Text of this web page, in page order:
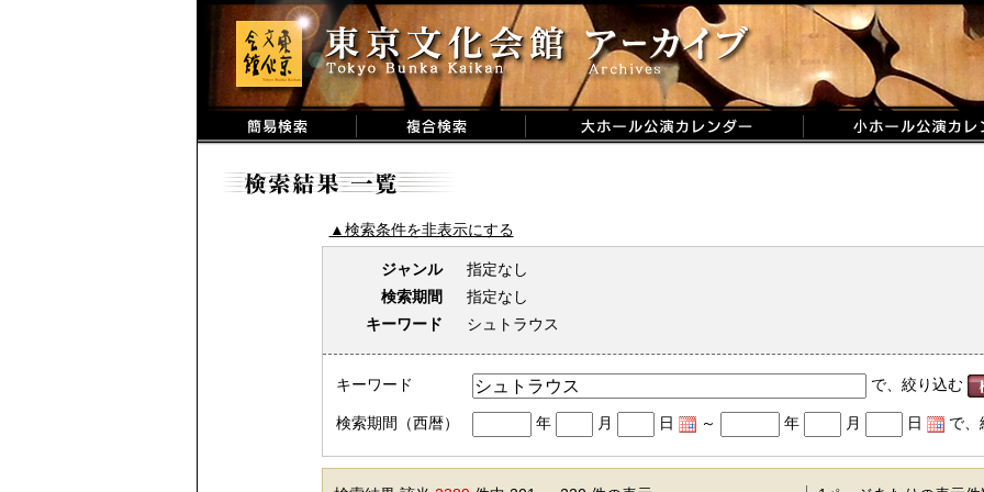
▲検索条件を非表示にする
ジャンル
指定なし
検索期間
指定なし
キーワード
シュトラウス
キーワード で、絞り込む
検索期間（西暦） 年 月 日 ～ 年 月 日 で